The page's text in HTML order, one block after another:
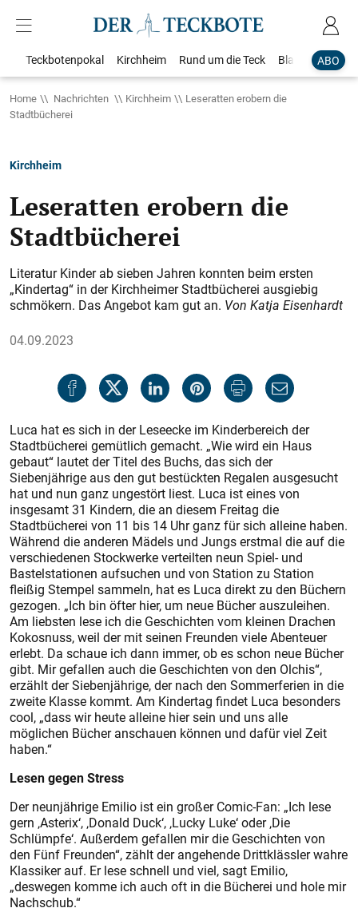
ABO
Teckbotenpokal Kirchheim Rund um die Teck Blaulicht
Home Nachrichten Kirchheim
Leseratten erobern die
Stadtbücherei
Kirchheim
Leseratten erobern die
Stadtbücherei
Literatur Kinder ab sieben Jahren konnten beim ersten
„Kindertag“ in der Kirchheimer Stadtbücherei ausgiebig
schmökern. Das Angebot kam gut an. Von Katja Eisenhardt
04.09.2023
Luca hat es sich in der Leseecke im Kinderbereich der
Stadtbücherei gemütlich gemacht. „Wie wird ein Haus
gebaut“ lautet der Titel des Buchs, das sich der
Siebenjährige aus den gut bestückten Regalen ausgesucht
hat und nun ganz ungestört liest. Luca ist eines von
insgesamt 31 Kindern, die an diesem Freitag die
Stadtbücherei von 11 bis 14 Uhr ganz für sich alleine haben.
Während die anderen Mädels und Jungs erstmal die auf die
verschiedenen Stockwerke verteilten neun Spiel- und
Bastelstationen aufsuchen und von Station zu Station
fleißig Stempel sammeln, hat es Luca direkt zu den Büchern
gezogen. „Ich bin öfter hier, um neue Bücher auszuleihen.
Am liebsten lese ich die Geschichten vom kleinen Drachen
Kokosnuss, weil der mit seinen Freunden viele Abenteuer
erlebt. Da schaue ich dann immer, ob es schon neue Bücher
gibt. Mir gefallen auch die Geschichten von den Olchis“,
erzählt der Siebenjährige, der nach den Sommerferien in die
zweite Klasse kommt. Am Kindertag findet Luca besonders
cool, „dass wir heute alleine hier sein und uns alle
möglichen Bücher anschauen können und dafür viel Zeit
haben.“
Lesen gegen Stress
Der neunjährige Emilio ist ein großer Comic-Fan: „Ich lese
gern ‚Asterix‘, ‚Donald Duck‘, ‚Lucky Luke‘ oder ‚Die
Schlümpfe‘. Außerdem gefallen mir die Geschichten von
den Fünf Freunden“, zählt der angehende Drittklässler wahre
Klassiker auf. Er lese schnell und viel, sagt Emilio,
„deswegen komme ich auch oft in die Bücherei und hole mir
Nachschub.“